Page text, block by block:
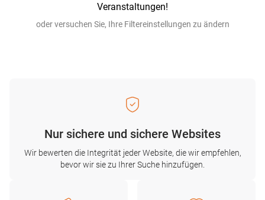
Veranstaltungen!
oder versuchen Sie, Ihre Filtereinstellungen zu ändern
Nur sichere und sichere Websites
Wir bewerten die Integrität jeder Website, die wir empfehlen,
bevor wir sie zu Ihrer Suche hinzufügen.